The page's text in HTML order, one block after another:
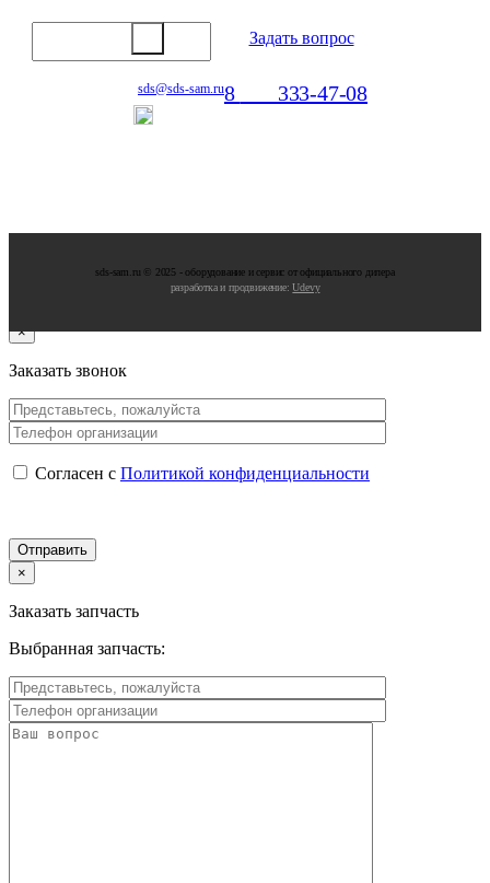
Задать вопрос
sds@sds-sam.ru8 333-47-08
sds-sam.ru © 2025 - oбopудoвaниe и cepвиc oт oфициaльнoгo дилepa
разработка и продвижение:Udevy
×
Заказать звонок
Согласен с Политикой конфиденциальности
×
Заказать запчасть
Выбранная запчасть: